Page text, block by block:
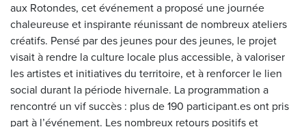
aux Rotondes, cet événement a proposé une journée
chaleureuse et inspirante réunissant de nombreux ateliers
créatifs. Pensé par des jeunes pour des jeunes, le projet
visait à rendre la culture locale plus accessible, à valoriser
les artistes et initiatives du territoire, et à renforcer le lien
social durant la période hivernale. La programmation a
rencontré un vif succès : plus de 190 participant.es ont pris
part à l’événement. Les nombreux retours positifs et